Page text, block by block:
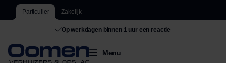
Particulier Zakelijk
Op werkdagen binnen 1 uur een reactie
Menu